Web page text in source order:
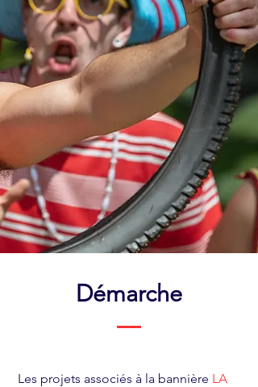
Démarche
Les projets associés à la bannière LA